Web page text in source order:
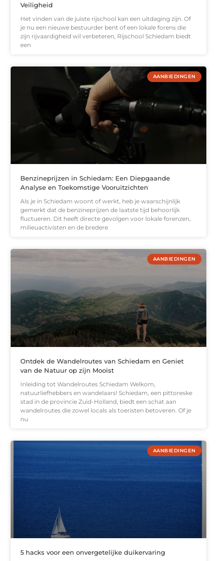
Veiligheid
Het vinden van de juiste rijschool kan een uitdaging zijn. Of
je nu een nieuwe bestuurder bent of een lokale forens die
zijn rijvaardigheid wil verbeteren, Rijschool Schiedam biedt
een
AANBIEDINGEN
Benzineprijzen in Schiedam: Een Diepgaande
Analyse en Toekomstige Vooruitzichten
Als je in Schiedam woont of werkt, heb je waarschijnlijk
gemerkt dat de benzineprijzen de laatste tijd behoorlijk
fluctueren. Dit heeft directe gevolgen voor lokale forenzen,
milieuactivisten en de bredere
AANBIEDINGEN
Ontdek de Wandelroutes van Schiedam en Geniet
van de Natuur op zijn Mooist
Inleiding tot Wandelroutes Schiedam Welkom,
natuurliefhebbers en wandelaars! Schiedam, een pittoreske
stad in de provincie Zuid-Holland, biedt een schat aan
wandelroutes die zowel locals als toeristen betoveren. Of je
nu
AANBIEDINGEN
5 hacks voor een onvergetelijke duikervaring